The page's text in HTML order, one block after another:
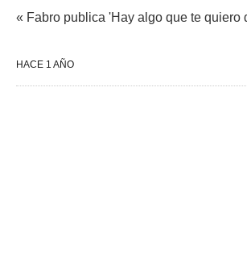
« Fabro publica 'Hay algo que te quiero
HACE 1 AÑO